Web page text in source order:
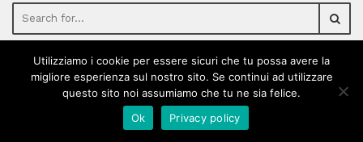
Crafted with by Raffaella
Utilizziamo i cookie per essere sicuri che tu possa avere la
migliore esperienza sul nostro sito. Se continui ad utilizzare
questo sito noi assumiamo che tu ne sia felice.
Ok
Privacy policy